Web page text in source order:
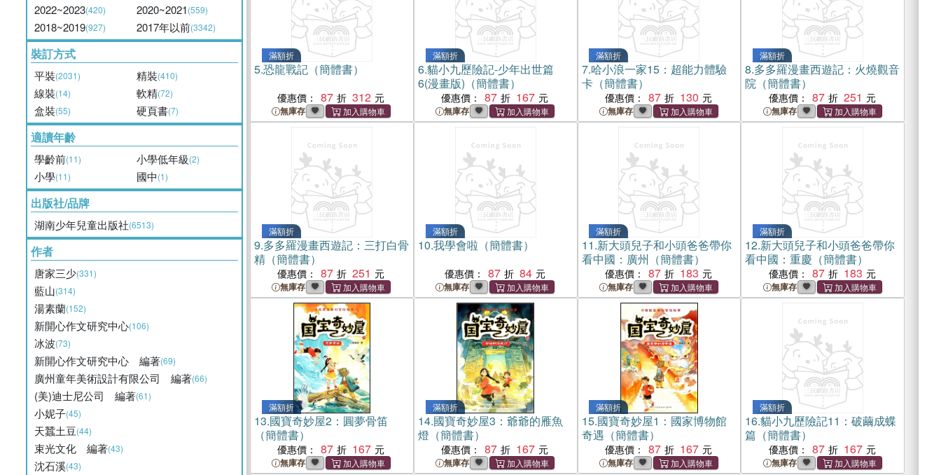
2022~2023(420) 2020~2021(559)
2018~2019(927) 2017年以前(3342)
裝訂方式
平裝(2031) 精裝(410)
線裝(14) 軟精(72)
盒裝(55) 硬頁書(7)
適讀年齡
學齡前(11) 小學低年級(2)
小學(11) 國中(1)
出版社/品牌
湖南少年兒童出版社(6513)
作者
唐家三少(331)
藍山(314)
湯素蘭(152)
新開心作文研究中心(106)
冰波(73)
新開心作文研究中心 編著(69)
廣州童年美術設計有限公司 編著(66)
(美)迪士尼公司 編著(61)
小妮子(45)
天蠶土豆(44)
束光文化 編著(43)
沈石溪(43)
滿額折
5.恐龍戰記（簡體書）
優惠價： 87 312
無庫存
滿額折
6.貓小九歷險記-少年出世篇
6(漫畫版)（簡體書）
優惠價： 87 167
無庫存
滿額折
7.哈小浪一家15：超能力體驗
卡（簡體書）
優惠價： 87 130
無庫存
滿額折
8.多多羅漫畫西遊記：火燒觀音
院（簡體書）
優惠價： 87 251
無庫存
滿額折
9.多多羅漫畫西遊記：三打白骨
精（簡體書）
優惠價： 87 251
無庫存
滿額折
10.我學會啦（簡體書）
優惠價： 87 84
無庫存
滿額折
11.新大頭兒子和小頭爸爸帶你
看中國：廣州（簡體書）
優惠價： 87 183
無庫存
滿額折
12.新大頭兒子和小頭爸爸帶你
看中國：重慶（簡體書）
優惠價： 87 183
無庫存
滿額折
13.國寶奇妙屋2：圓夢骨笛
（簡體書）
優惠價： 87 167
無庫存
滿額折
14.國寶奇妙屋3：爺爺的雁魚
燈（簡體書）
優惠價： 87 167
無庫存
滿額折
15.國寶奇妙屋1：國家博物館
奇遇（簡體書）
優惠價： 87 167
無庫存
滿額折
16.貓小九歷險記11：破繭成蝶
篇（簡體書）
優惠價： 87 167
無庫存